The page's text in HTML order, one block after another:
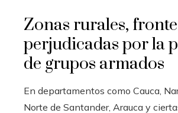
Zonas rurales,
perjudicadas por la
de grupos armados
En departamentos como Cauca,
Norte de Santander, Arauca y